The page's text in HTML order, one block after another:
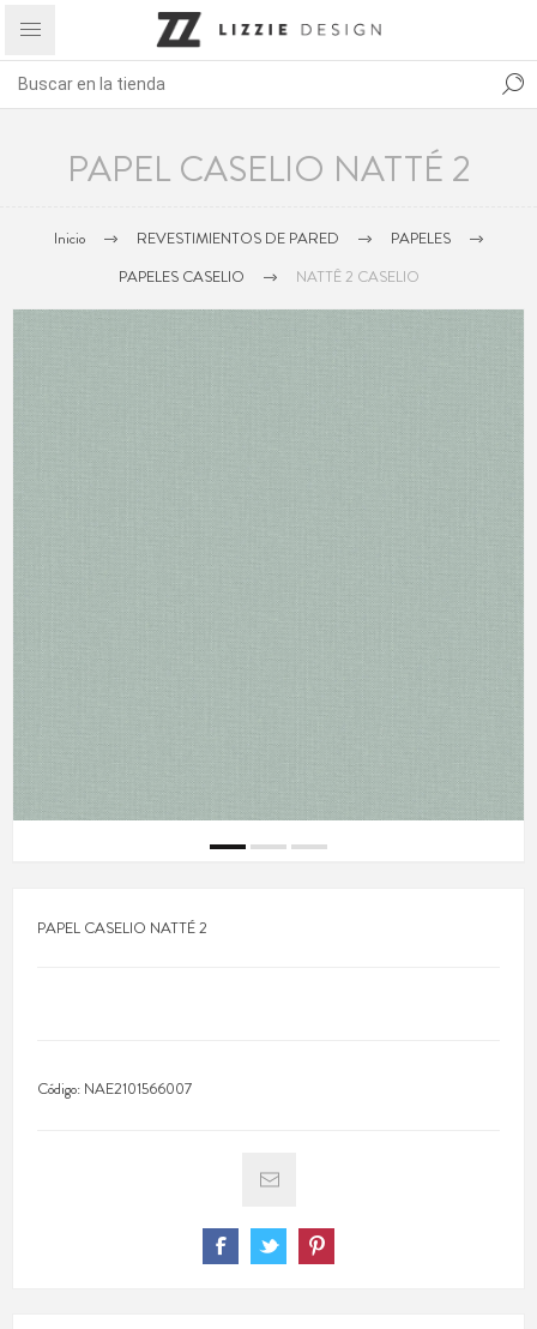
PAPEL CASELIO NATTÉ 2
Inicio REVESTIMIENTOS DE PARED
PAPELES
PAPELES CASELIO
NATTÊ 2 CASELIO
PAPEL CASELIO NATTÉ 2
Código: NAE2101566007